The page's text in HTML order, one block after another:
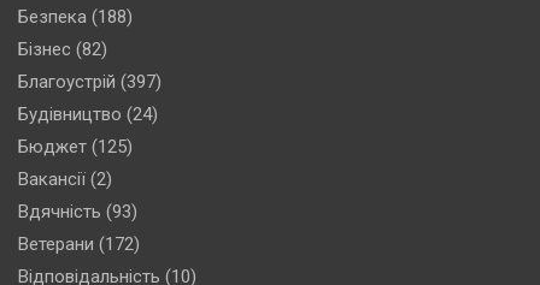
Безпека (188)
Бізнес (82)
Благоустрій (397)
Будівництво (24)
Бюджет (125)
Вакансії (2)
Вдячність (93)
Ветерани (172)
Відповідальність (10)